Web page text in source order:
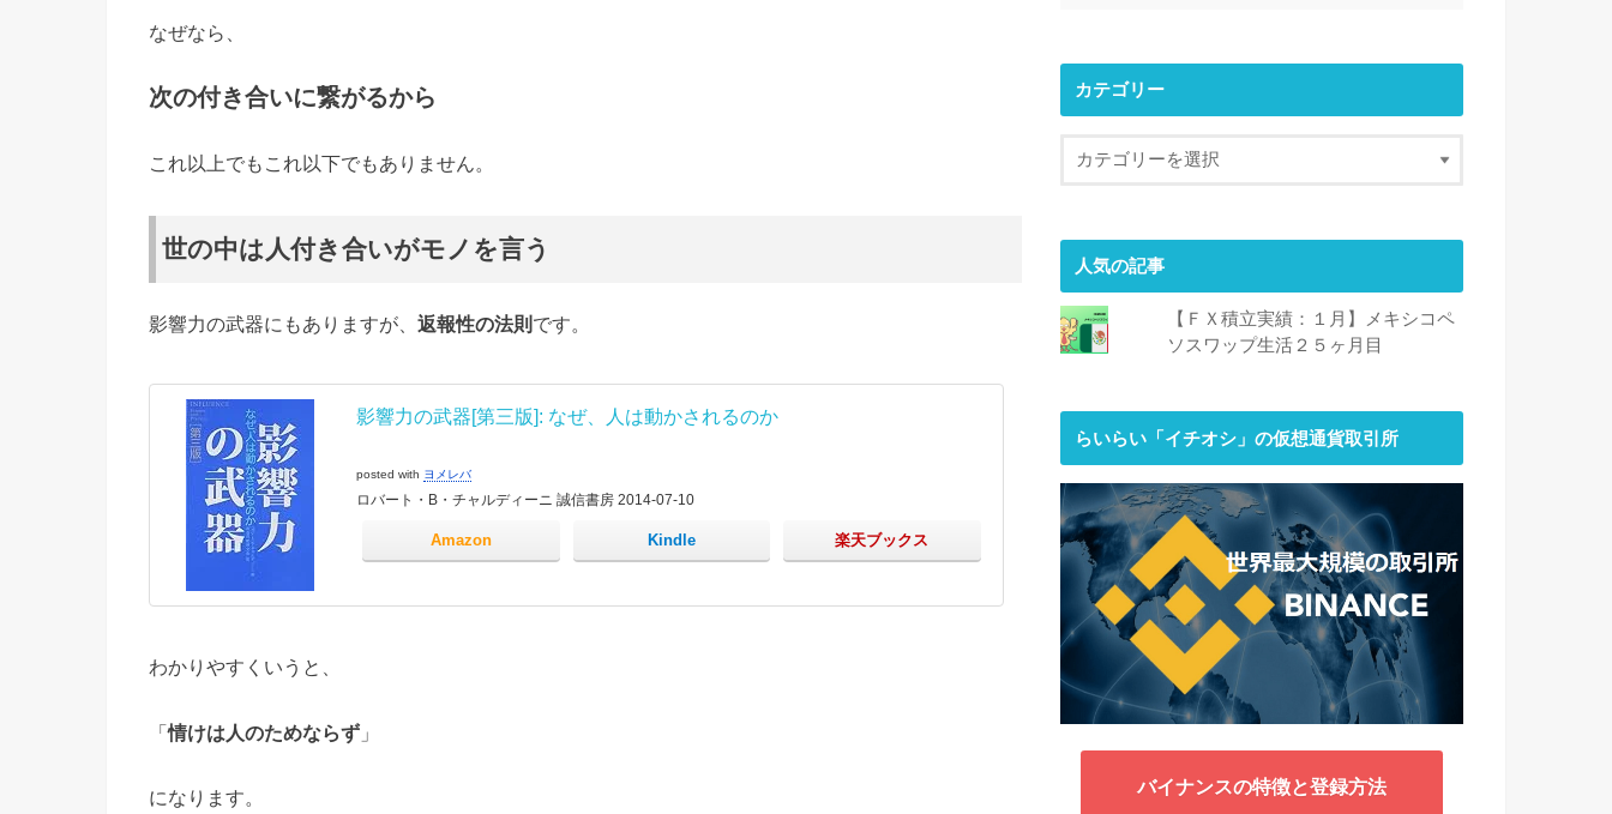
なぜなら、
次の付き合いに繋がるから
これ以上でもこれ以下でもありません。
世の中は人付き合いがモノを言う
影響力の武器にもありますが、 返報性の法則 です。
影響力の武器[第三版]: なぜ、人は動かされるのか
posted with ヨメレバ
ロバート・B・チャルディーニ 誠信書房 2014-07-10
Amazon Kindle 楽天ブックス
わかりやすくいうと、
「情けは人のためならず 」
になります。
カテゴリー
人気の記事
【ＦＸ積立実績：１月】メキシコペ
ソスワップ生活２５ヶ月目
らいらい「イチオシ」の仮想通貨取引所
バイナンスの特徴と登録方法